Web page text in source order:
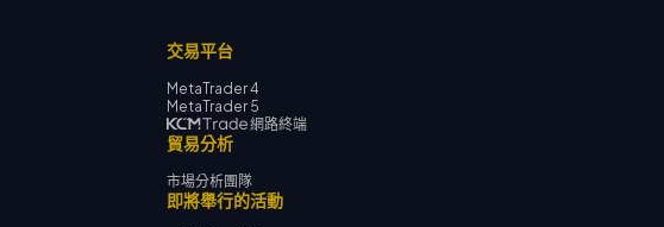
交易平台
MetaTrader 4
MetaTrader 5
網路終端
貿易分析
市場分析團隊
即將舉行的活動